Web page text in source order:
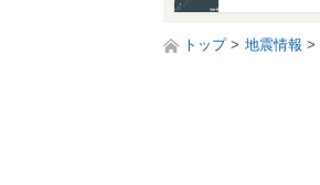
トップ 地震情報